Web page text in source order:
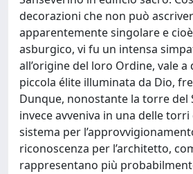
decorazioni che non può
apparentemente singolare e
asburgico, vi fu un intensa
all’origine del loro Ordine, vale
piccola élite illuminata da Dio,
Dunque, nonostante la torre del
invece avveniva in una delle
sistema per
riconoscenza per l’architetto,
rappresentano più